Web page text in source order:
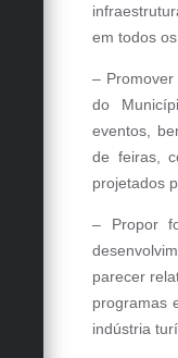
Contas Públicas
Links Úteis
Serviços Online
em todos
–
do
eventos,
de feiras,
projetados
– Propor
parecer
programas
indústria